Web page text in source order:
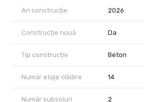
An construcție 2026
Construcție nouă Da
Tip construcție Beton
Număr etaje clădire 14
Număr subsoluri 2